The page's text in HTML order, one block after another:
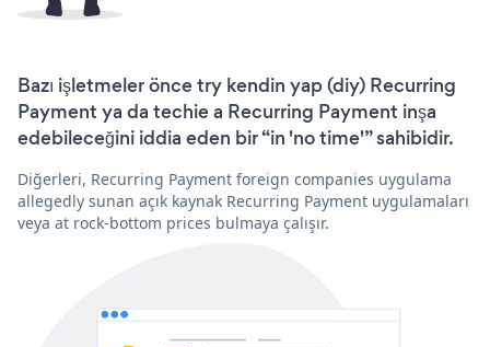
Bazı işletmeler önce try kendin yap (diy) Recurring
Payment ya da techie a Recurring Payment inşa
edebileceğini iddia eden bir “in 'no time'” sahibidir.
Diğerleri, Recurring Payment foreign companies uygulama
allegedly sunan açık kaynak Recurring Payment uygulamaları
veya at rock-bottom prices bulmaya çalışır.